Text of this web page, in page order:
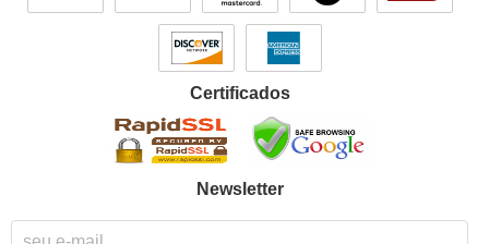
Certificados
Newsletter